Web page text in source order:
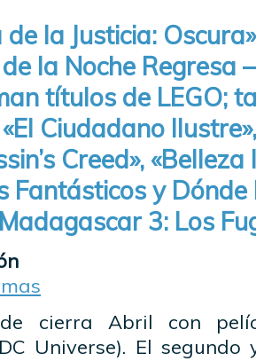
de la Justicia:
la Noche Regresa
títulos de LEGO;
Ciudadano
Creed»,
Fantásticos y Dónde
3: Los
cierra Abril con
Universe). El